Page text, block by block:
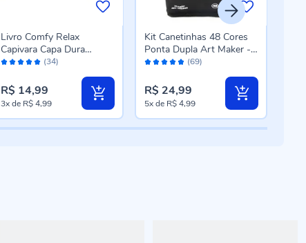
Avaliação: (34)
Livro Comfy Relax
Capivara Capa Dura
Culturama - Para Colorir
R$ 14,99
3xde R$ 4,99
Avaliação: (69)
Kit Canetinhas 48 Cores
Ponta Dupla Art Maker -
Magic Kids
R$ 24,99
5xde R$ 4,99